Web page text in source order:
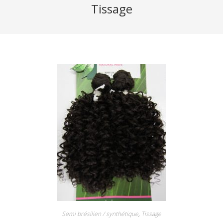
Tissage
Semi brésilien / synthétique, Tissage